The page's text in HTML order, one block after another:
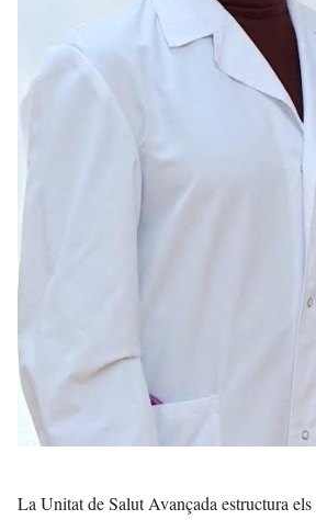
La Unitat de Salut Avançada estructura